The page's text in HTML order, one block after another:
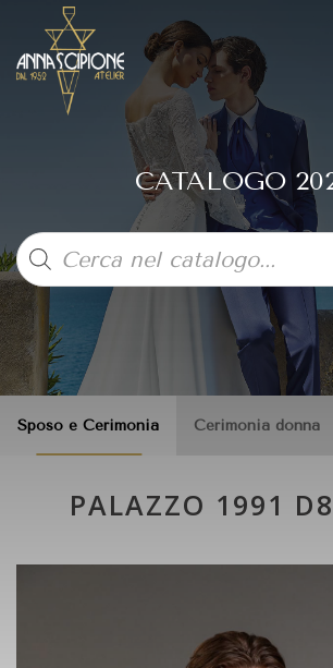
CATALOGO
Products
search
Sposo e Cerimonia Cerimonia donna
PALAZZO 1991